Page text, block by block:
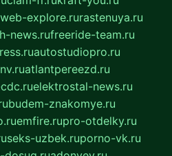
web-explore.rurastenuya.ru
news.rufreeride-team.ru
autostudiopro.ru
atlantpereezd.ru
elektrostal-news.ru
budem-znakomye.ru
emfire.rupro-otdelky.ru
seks-uzbek.ruporno-vk.ru